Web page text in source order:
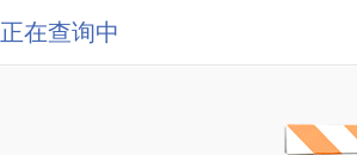
正在查询中